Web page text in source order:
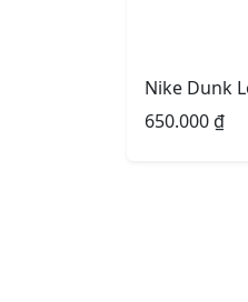
650.000₫